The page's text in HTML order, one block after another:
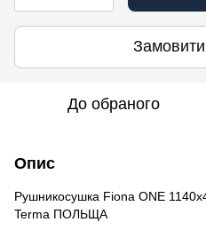
До обраного
Опис
Рушникосушка Fiona ONE
Terma ПОЛЬЩА